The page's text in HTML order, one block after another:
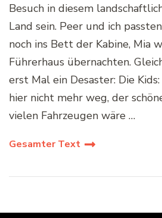
Besuch in diesem
Land sein. Peer und ich
noch ins Bett der Kabine, Mia
Führerhaus übernachten.
erst Mal ein Desaster: Die
hier nicht mehr weg, der
vielen Fahrzeugen wäre …
Gesamter Text